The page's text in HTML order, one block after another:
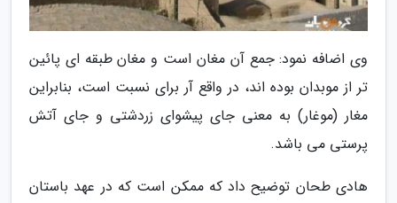
وی اضافه نمود: جمع آن مغان است و مغان طبقه ای پائین
تر از موبدان بوده اند، در واقع آر برای نسبت است، بنابراین
مغار (موغار) به معنی جای پیشوای زردشتی و جای آتش
پرستی می باشد.
هادی طحان توضیح داد که ممکن است که در عهد باستان